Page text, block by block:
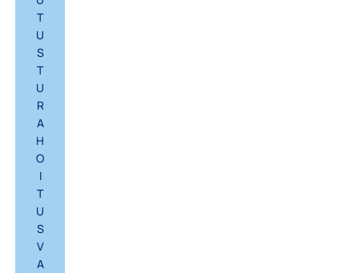
T
U
S
T
U
R
A
H
O
I
T
U
S
V
A